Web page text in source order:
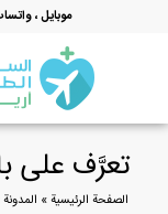
موبایل ، واتساب :
تعرَّف على
الصفحة الرئيسية» المدونة